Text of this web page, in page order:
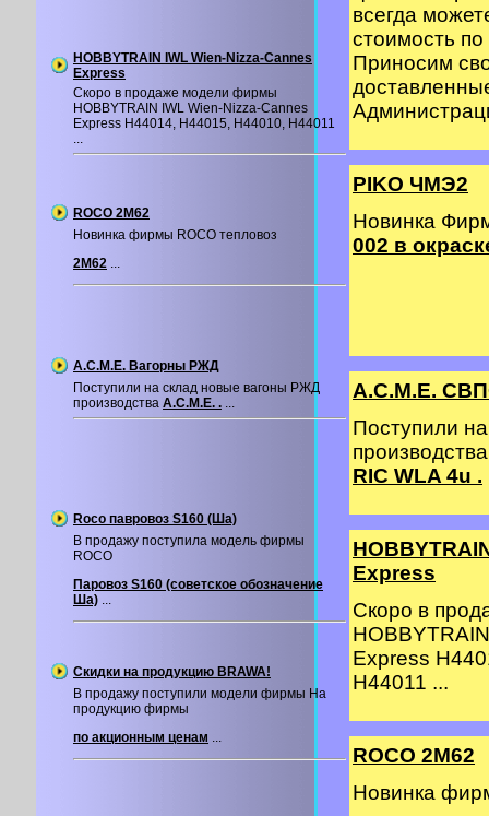
HOBBYTRAIN IWL Wien-Nizza-Cannes
Express
Скоро в продаже модели фирмы
HOBBYTRAIN IWL Wien-Nizza-Cannes
Express H44014, H44015, H44010, H44011
...
ROCO 2M62
Новинка фирмы ROCO тепловоз
2М62 ...
A.C.M.E. Вагорны РЖД
Поступили на склад новые вагоны РЖД
производства A.C.M.E. . ...
Roco павровоз S160 (Ша)
В продажу поступила модель фирмы
ROCO
Паровоз S160 (советское обозначение
Ша) ...
Скидки на продукцию BRAWA!
В продажу поступили модели фирмы На
продукцию фирмы
по акционным ценам ...
всегда
стоимость
Приносим
PIKO ЧМЭ2
Новинка
002 в
A.C.M.E.
Поступили
RIC WLA 4u .
Express
Скоро в
Express
H44011 ...
ROCO 2M62
Новинка